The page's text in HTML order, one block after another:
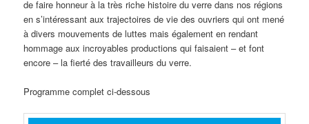
de faire honneur à la très riche histoire du verre dans nos régions
en s’intéressant aux trajectoires de vie des ouvriers qui ont mené
à divers mouvements de luttes mais également en rendant
hommage aux incroyables productions qui faisaient – et font
encore – la fierté des travailleurs du verre.
Programme complet ci-dessous